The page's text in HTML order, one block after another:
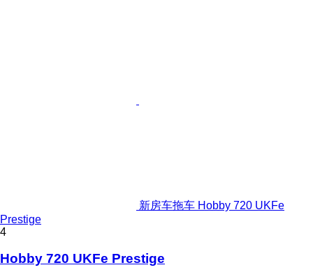
新房车拖车 Hobby 720 UKFe
Prestige
4
Hobby 720 UKFe Prestige